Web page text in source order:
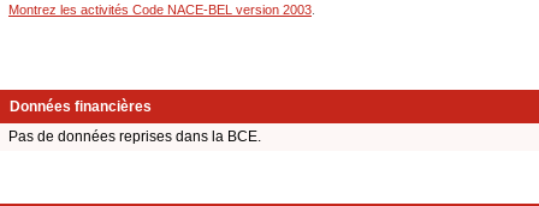
Montrez les activités Code NACE-BEL version 2003
Données financières
Pas de données reprises dans la BCE.